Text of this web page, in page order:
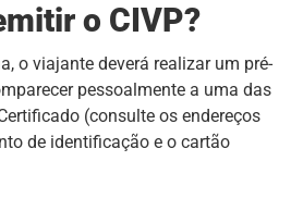
o CIVP?
o viajante deverá realizar um pré-
pessoalmente a uma das
(consulte os endereços
de identificação e o cartão